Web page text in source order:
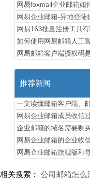
网易foxmail企业邮箱如
网易企业邮箱-异地登
网易163批量注册工具
如何使用网易邮箱人工
网易邮箱客户端授权码
推荐新闻
一文读懂邮箱客户端、
网易企业邮箱成员收信
企业邮箱的域名需要购
网易企业邮箱的企业收
网易企业邮箱旗舰版和
相关搜索： 公司邮箱怎么